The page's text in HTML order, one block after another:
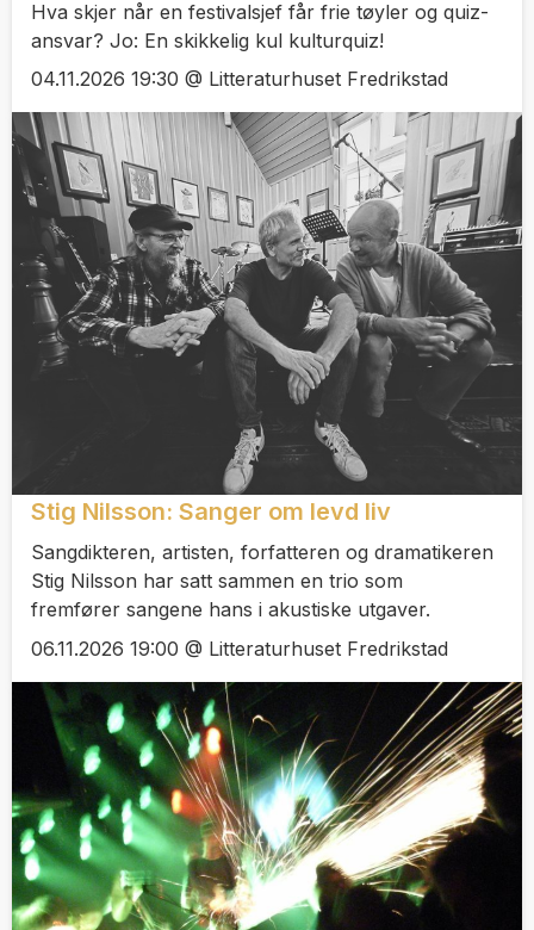
Hva skjer når en festivalsjef får frie tøyler og quiz-
ansvar? Jo: En skikkelig kul kulturquiz!
04.11.2026 19:30 @ Litteraturhuset Fredrikstad
Stig Nilsson: Sanger om levd liv
Sangdikteren, artisten, forfatteren og dramatikeren
Stig Nilsson har satt sammen en trio som
fremfører sangene hans i akustiske utgaver.
06.11.2026 19:00 @ Litteraturhuset Fredrikstad